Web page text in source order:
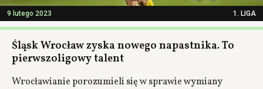
9 lutego 2023 1. LIGA
Śląsk Wrocław zyska nowego napastnika. To
pierwszoligowy talent
Wrocławianie porozumieli się w sprawie wymiany